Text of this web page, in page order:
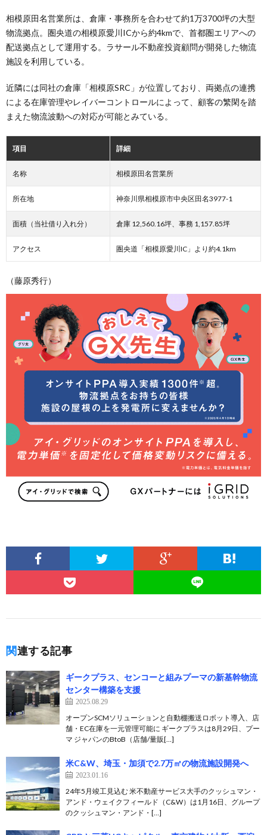
相模原田名営業所は、倉庫・事務所を合わせて約1万3700坪の大型
物流拠点。圏央道の相模原愛川ICから約4kmで、首都圏エリアへの
配送拠点として運用する。ラサール不動産投資顧問が開発した物流
施設を利用している。
近隣には同社の倉庫「相模原SRC」が位置しており、両拠点の連携
による在庫管理やレイバーコントロールによって、顧客の繁閑を踏
まえた物流波動への対応が可能とみている。
項目 詳細
名称 相模原田名営業所
所在地 神奈川県相模原市中央区田名3977-1
面積（当社借り入れ分） 倉庫 12,560.16坪、事務 1,157.85坪
アクセス 圏央道「相模原愛川IC」より約4.1km
（藤原秀行）
関連する記事
ギークプラス、センコーと組みプーマの新基幹物流
センター構築を支援
2025.08.29
オープンSCMソリューションと自動棚搬送ロボット導入、店
舗・EC在庫を一元管理可能に ギークプラスは8月29日、プー
マ ジャパンのBtoB（店舗/量販[…]
米C&W、埼玉・加須で2.7万㎡の物流施設開発へ
2023.01.16
24年5月竣工見込む 米不動産サービス大手のクッシュマン・
アンド・ウェイクフィールド（C&W）は1月16日、グループ
のクッシュマン・アンド・[…]